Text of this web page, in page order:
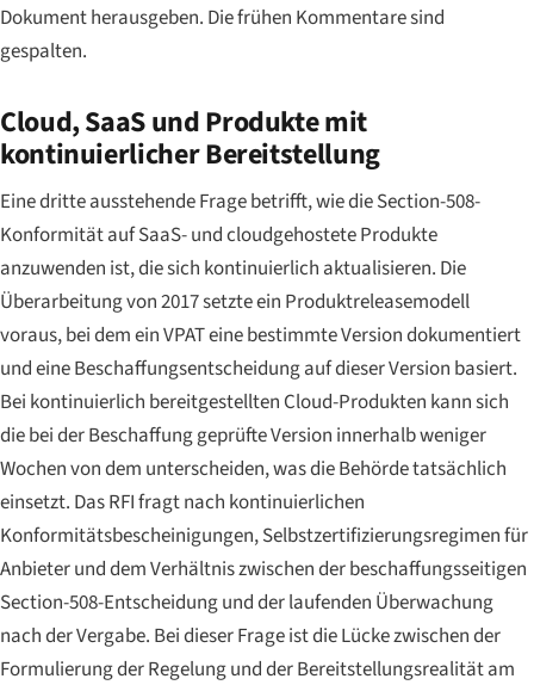
Dokument herausgeben. Die frühen Kommentare sind
gespalten.
Cloud, SaaS und Produkte mit
kontinuierlicher Bereitstellung
Eine dritte ausstehende Frage betrifft, wie die Section-508-
Konformität auf SaaS- und cloudgehostete Produkte
anzuwenden ist, die sich kontinuierlich aktualisieren. Die
Überarbeitung von 2017 setzte ein Produktreleasemodell
voraus, bei dem ein VPAT eine bestimmte Version dokumentiert
und eine Beschaffungsentscheidung auf dieser Version basiert.
Bei kontinuierlich bereitgestellten Cloud-Produkten kann sich
die bei der Beschaffung geprüfte Version innerhalb weniger
Wochen von dem unterscheiden, was die Behörde tatsächlich
einsetzt. Das RFI fragt nach kontinuierlichen
Konformitätsbescheinigungen, Selbstzertifizierungsregimen für
Anbieter und dem Verhältnis zwischen der beschaffungsseitigen
Section-508-Entscheidung und der laufenden Überwachung
nach der Vergabe. Bei dieser Frage ist die Lücke zwischen der
Formulierung der Regelung und der Bereitstellungsrealität am